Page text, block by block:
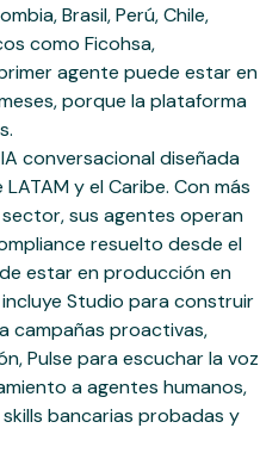
Brasil, Perú, Chile,
como Ficohsa,
agente puede estar en
porque la plataforma
conversacional diseñada
y el Caribe. Con más
sus agentes operan
resuelto desde el
estar en producción en
Studio para construir
campañas proactivas,
Pulse para escuchar la voz
a agentes humanos,
bancarias probadas y